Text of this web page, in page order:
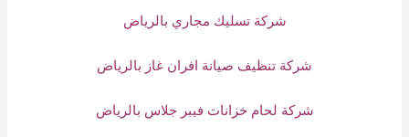
شركة تسليك مجاري بالرياض
شركة تنظيف صيانة افران غاز بالرياض
شركة لحام خزانات فيبر جلاس بالرياض